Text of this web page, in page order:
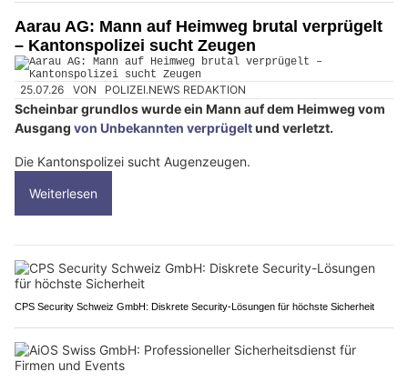
Aarau AG: Mann auf Heimweg brutal verprügelt
– Kantonspolizei sucht Zeugen
25.07.26 VON POLIZEI.NEWS REDAKTION
Scheinbar grundlos wurde ein Mann auf dem Heimweg vom
Ausgang von Unbekannten verprügeltund verletzt.
Die Kantonspolizei sucht Augenzeugen.
Weiterlesen
CPS Security Schweiz GmbH: Diskrete Security-Lösungen für höchste Sicherheit